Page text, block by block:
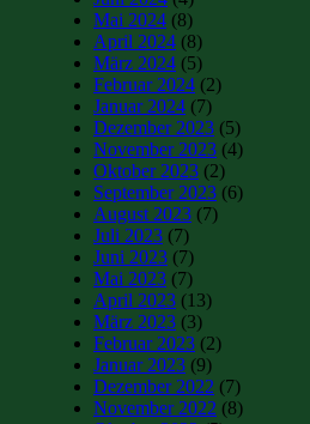
Mai 2024 (8)
April 2024 (8)
März 2024 (5)
Februar 2024 (2)
Januar 2024 (7)
Dezember 2023 (5)
November 2023 (4)
Oktober 2023 (2)
September 2023 (6)
August 2023 (7)
Juli 2023 (7)
Juni 2023 (7)
Mai 2023 (7)
April 2023 (13)
März 2023 (3)
Februar 2023 (2)
Januar 2023 (9)
Dezember 2022 (7)
November 2022 (8)